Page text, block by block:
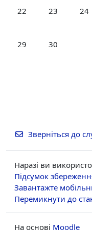
Немає подій,
22 Немає
23 24
Немає подій,
29 Немає
30
Зверніться до
Наразі ви
Підсумок
Завантажте
Перемикнути до
На основі Moodle